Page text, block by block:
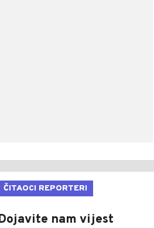
ČITAOCI REPORTERI
nam vijest